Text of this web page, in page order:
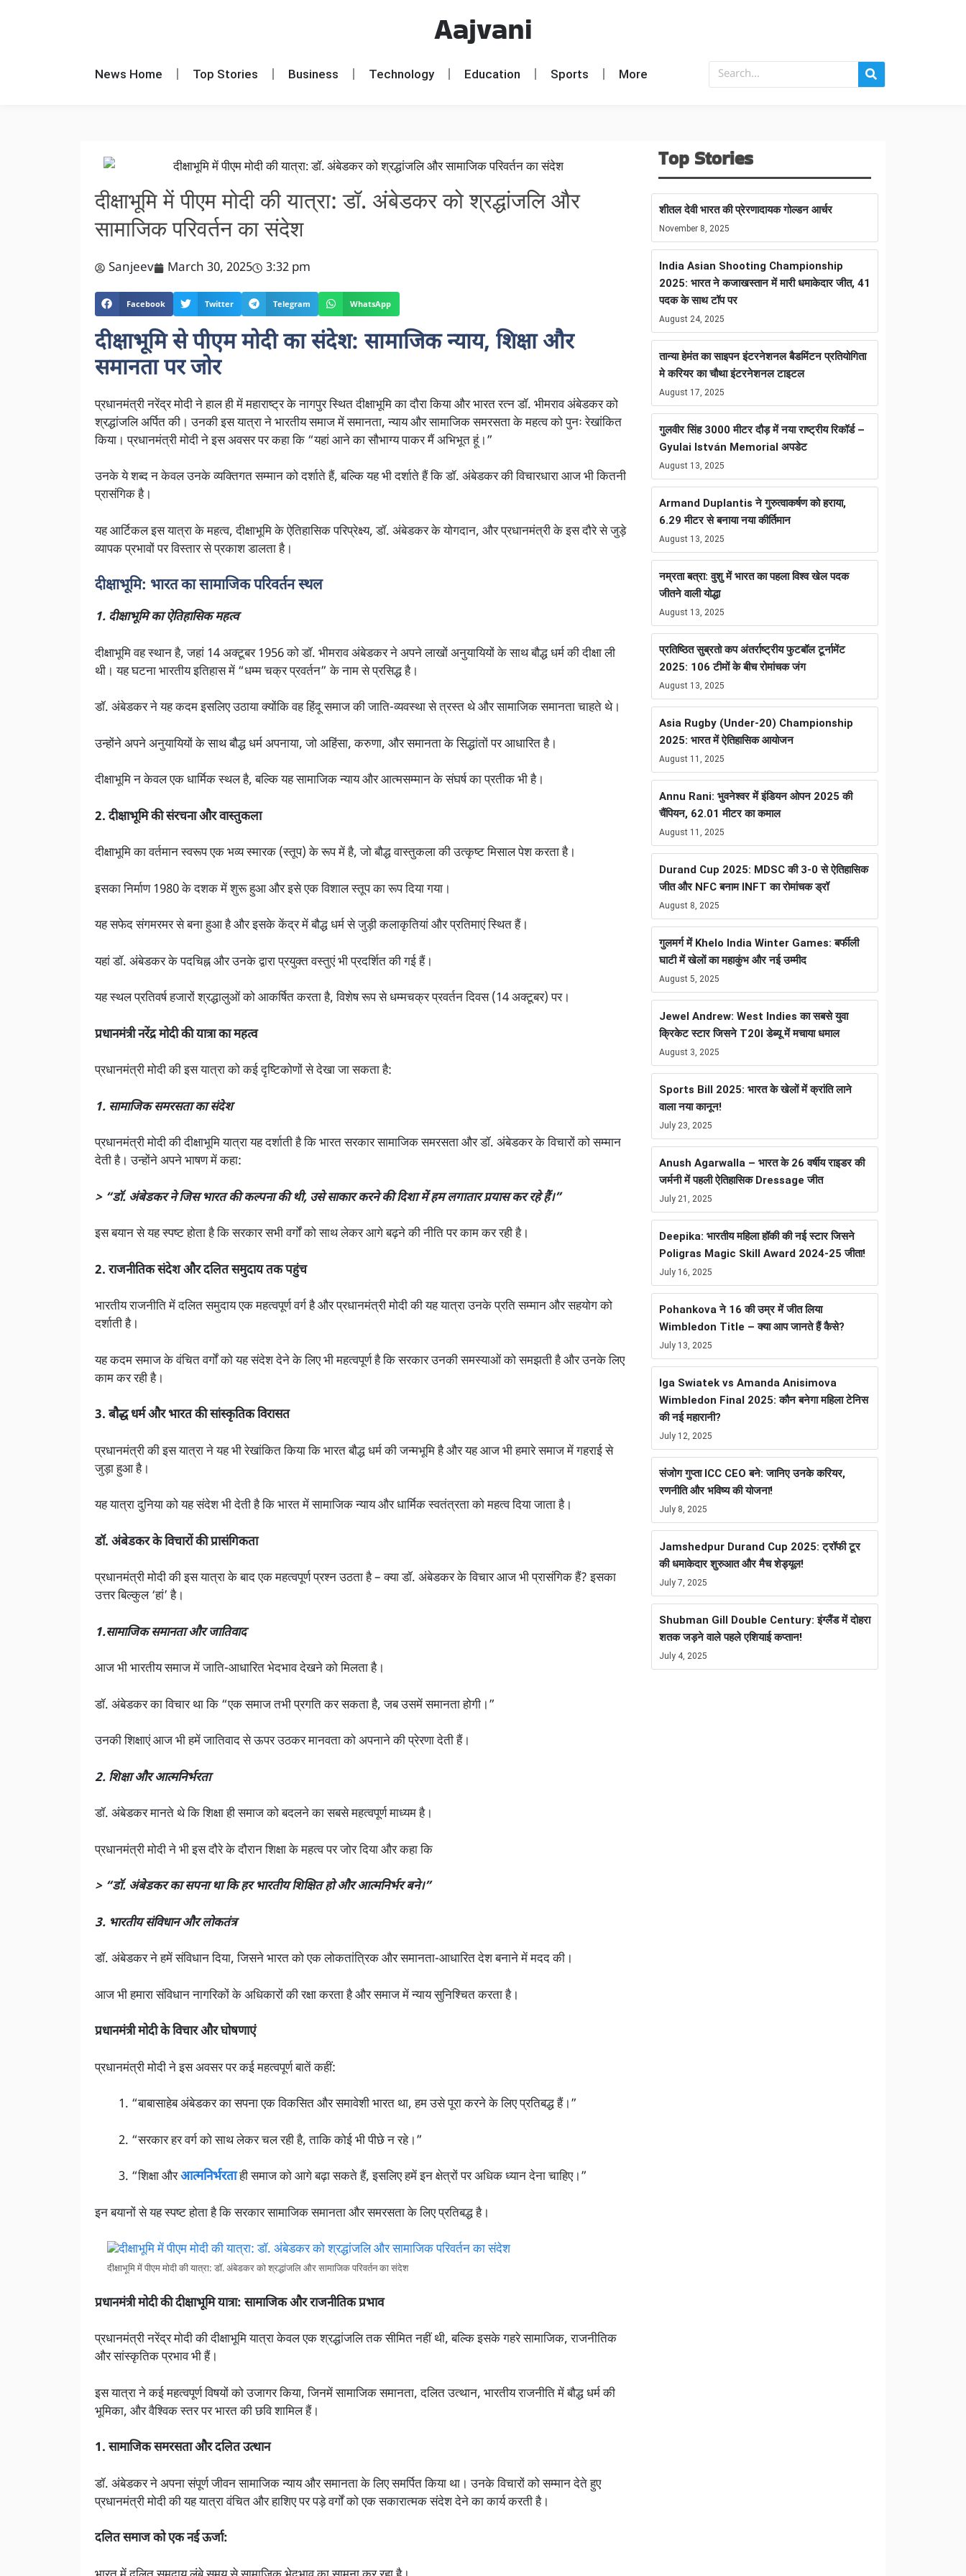
Aajvani
News Home Top Stories Business Technology Education Sports More
दीक्षाभूमि में पीएम मोदी की यात्रा: डॉ. अंबेडकर को श्रद्धांजलि और
सामाजिक परिवर्तन का संदेश
Sanjeev March 30, 2025 3:32 pm
Facebook Twitter Telegram WhatsApp
दीक्षाभूमि से पीएम मोदी का संदेश: सामाजिक न्याय, शिक्षा और
समानता पर जोर
प्रधानमंत्री नरेंद्र मोदी ने हाल ही में महाराष्ट्र के नागपुर स्थित दीक्षाभूमि का दौरा किया और भारत रत्न डॉ. भीमराव अंबेडकर को
श्रद्धांजलि अर्पित की। उनकी इस यात्रा ने भारतीय समाज में समानता, न्याय और सामाजिक समरसता के महत्व को पुनः रेखांकित
किया। प्रधानमंत्री मोदी ने इस अवसर पर कहा कि “यहां आने का सौभाग्य पाकर मैं अभिभूत हूं।”
उनके ये शब्द न केवल उनके व्यक्तिगत सम्मान को दर्शाते हैं, बल्कि यह भी दर्शाते हैं कि डॉ. अंबेडकर की विचारधारा आज भी कितनी
प्रासंगिक है।
यह आर्टिकल इस यात्रा के महत्व, दीक्षाभूमि के ऐतिहासिक परिप्रेक्ष्य, डॉ. अंबेडकर के योगदान, और प्रधानमंत्री के इस दौरे से जुड़े
व्यापक प्रभावों पर विस्तार से प्रकाश डालता है।
दीक्षाभूमि: भारत का सामाजिक परिवर्तन स्थल
1. दीक्षाभूमि का ऐतिहासिक महत्व
दीक्षाभूमि वह स्थान है, जहां 14 अक्टूबर 1956 को डॉ. भीमराव अंबेडकर ने अपने लाखों अनुयायियों के साथ बौद्ध धर्म की दीक्षा ली
थी। यह घटना भारतीय इतिहास में “धम्म चक्र प्रवर्तन” के नाम से प्रसिद्ध है।
डॉ. अंबेडकर ने यह कदम इसलिए उठाया क्योंकि वह हिंदू समाज की जाति-व्यवस्था से त्रस्त थे और सामाजिक समानता चाहते थे।
उन्होंने अपने अनुयायियों के साथ बौद्ध धर्म अपनाया, जो अहिंसा, करुणा, और समानता के सिद्धांतों पर आधारित है।
दीक्षाभूमि न केवल एक धार्मिक स्थल है, बल्कि यह सामाजिक न्याय और आत्मसम्मान के संघर्ष का प्रतीक भी है।
2. दीक्षाभूमि की संरचना और वास्तुकला
दीक्षाभूमि का वर्तमान स्वरूप एक भव्य स्मारक (स्तूप) के रूप में है, जो बौद्ध वास्तुकला की उत्कृष्ट मिसाल पेश करता है।
इसका निर्माण 1980 के दशक में शुरू हुआ और इसे एक विशाल स्तूप का रूप दिया गया।
यह सफेद संगमरमर से बना हुआ है और इसके केंद्र में बौद्ध धर्म से जुड़ी कलाकृतियां और प्रतिमाएं स्थित हैं।
यहां डॉ. अंबेडकर के पदचिह्न और उनके द्वारा प्रयुक्त वस्तुएं भी प्रदर्शित की गई हैं।
यह स्थल प्रतिवर्ष हजारों श्रद्धालुओं को आकर्षित करता है, विशेष रूप से धम्मचक्र प्रवर्तन दिवस (14 अक्टूबर) पर।
प्रधानमंत्री नरेंद्र मोदी की यात्रा का महत्व
प्रधानमंत्री मोदी की इस यात्रा को कई दृष्टिकोणों से देखा जा सकता है:
1. सामाजिक समरसता का संदेश
प्रधानमंत्री मोदी की दीक्षाभूमि यात्रा यह दर्शाती है कि भारत सरकार सामाजिक समरसता और डॉ. अंबेडकर के विचारों को सम्मान
देती है। उन्होंने अपने भाषण में कहा:
> “डॉ. अंबेडकर ने जिस भारत की कल्पना की थी, उसे साकार करने की दिशा में हम लगातार प्रयास कर रहे हैं।”
इस बयान से यह स्पष्ट होता है कि सरकार सभी वर्गों को साथ लेकर आगे बढ़ने की नीति पर काम कर रही है।
2. राजनीतिक संदेश और दलित समुदाय तक पहुंच
भारतीय राजनीति में दलित समुदाय एक महत्वपूर्ण वर्ग है और प्रधानमंत्री मोदी की यह यात्रा उनके प्रति सम्मान और सहयोग को
दर्शाती है।
यह कदम समाज के वंचित वर्गों को यह संदेश देने के लिए भी महत्वपूर्ण है कि सरकार उनकी समस्याओं को समझती है और उनके लिए
काम कर रही है।
3. बौद्ध धर्म और भारत की सांस्कृतिक विरासत
प्रधानमंत्री की इस यात्रा ने यह भी रेखांकित किया कि भारत बौद्ध धर्म की जन्मभूमि है और यह आज भी हमारे समाज में गहराई से
जुड़ा हुआ है।
यह यात्रा दुनिया को यह संदेश भी देती है कि भारत में सामाजिक न्याय और धार्मिक स्वतंत्रता को महत्व दिया जाता है।
डॉ. अंबेडकर के विचारों की प्रासंगिकता
प्रधानमंत्री मोदी की इस यात्रा के बाद एक महत्वपूर्ण प्रश्न उठता है – क्या डॉ. अंबेडकर के विचार आज भी प्रासंगिक हैं? इसका
उत्तर बिल्कुल ‘हां’ है।
1.सामाजिक समानता और जातिवाद
आज भी भारतीय समाज में जाति-आधारित भेदभाव देखने को मिलता है।
डॉ. अंबेडकर का विचार था कि “एक समाज तभी प्रगति कर सकता है, जब उसमें समानता होगी।”
उनकी शिक्षाएं आज भी हमें जातिवाद से ऊपर उठकर मानवता को अपनाने की प्रेरणा देती हैं।
2. शिक्षा और आत्मनिर्भरता
डॉ. अंबेडकर मानते थे कि शिक्षा ही समाज को बदलने का सबसे महत्वपूर्ण माध्यम है।
प्रधानमंत्री मोदी ने भी इस दौरे के दौरान शिक्षा के महत्व पर जोर दिया और कहा कि
> “डॉ. अंबेडकर का सपना था कि हर भारतीय शिक्षित हो और आत्मनिर्भर बने।”
3. भारतीय संविधान और लोकतंत्र
डॉ. अंबेडकर ने हमें संविधान दिया, जिसने भारत को एक लोकतांत्रिक और समानता-आधारित देश बनाने में मदद की।
आज भी हमारा संविधान नागरिकों के अधिकारों की रक्षा करता है और समाज में न्याय सुनिश्चित करता है।
प्रधानमंत्री मोदी के विचार और घोषणाएं
प्रधानमंत्री मोदी ने इस अवसर पर कई महत्वपूर्ण बातें कहीं:
“बाबासाहेब अंबेडकर का सपना एक विकसित और समावेशी भारत था, हम उसे पूरा करने के लिए प्रतिबद्ध हैं।”
“सरकार हर वर्ग को साथ लेकर चल रही है, ताकि कोई भी पीछे न रहे।”
“शिक्षा औरआत्मनिर्भरताही समाज को आगे बढ़ा सकते हैं, इसलिए हमें इन क्षेत्रों पर अधिक ध्यान देना चाहिए।”
इन बयानों से यह स्पष्ट होता है कि सरकार सामाजिक समानता और समरसता के लिए प्रतिबद्ध है।
दीक्षाभूमि में पीएम मोदी की यात्रा: डॉ. अंबेडकर को श्रद्धांजलि और सामाजिक परिवर्तन का संदेश
प्रधानमंत्री मोदी की दीक्षाभूमि यात्रा: सामाजिक और राजनीतिक प्रभाव
प्रधानमंत्री नरेंद्र मोदी की दीक्षाभूमि यात्रा केवल एक श्रद्धांजलि तक सीमित नहीं थी, बल्कि इसके गहरे सामाजिक, राजनीतिक
और सांस्कृतिक प्रभाव भी हैं।
इस यात्रा ने कई महत्वपूर्ण विषयों को उजागर किया, जिनमें सामाजिक समानता, दलित उत्थान, भारतीय राजनीति में बौद्ध धर्म की
भूमिका, और वैश्विक स्तर पर भारत की छवि शामिल हैं।
1. सामाजिक समरसता और दलित उत्थान
डॉ. अंबेडकर ने अपना संपूर्ण जीवन सामाजिक न्याय और समानता के लिए समर्पित किया था। उनके विचारों को सम्मान देते हुए
प्रधानमंत्री मोदी की यह यात्रा वंचित और हाशिए पर पड़े वर्गों को एक सकारात्मक संदेश देने का कार्य करती है।
दलित समाज को एक नई ऊर्जा:
Top Stories
शीतल देवी भारत की प्रेरणादायक गोल्डन आर्चर
November 8, 2025
India Asian Shooting Championship
2025: भारत ने कजाखस्तान में मारी धमाकेदार जीत, 41
पदक के साथ टॉप पर
August 24, 2025
तान्या हेमंत का साइपन इंटरनेशनल बैडमिंटन प्रतियोगिता
मे करियर का चौथा इंटरनेशनल टाइटल
August 17, 2025
गुलवीर सिंह 3000 मीटर दौड़ में नया राष्ट्रीय रिकॉर्ड –
Gyulai István Memorial अपडेट
August 13, 2025
Armand Duplantis ने गुरुत्वाकर्षण को हराया,
6.29 मीटर से बनाया नया कीर्तिमान
August 13, 2025
नम्रता बत्रा: वुशु में भारत का पहला विश्व खेल पदक
जीतने वाली योद्धा
August 13, 2025
प्रतिष्ठित सुब्रतो कप अंतर्राष्ट्रीय फुटबॉल टूर्नामेंट
2025: 106 टीमों के बीच रोमांचक जंग
August 13, 2025
Asia Rugby (Under-20) Championship
2025: भारत में ऐतिहासिक आयोजन
August 11, 2025
Annu Rani: भुवनेश्वर में इंडियन ओपन 2025 की
चैंपियन, 62.01 मीटर का कमाल
August 11, 2025
Durand Cup 2025: MDSC की 3-0 से ऐतिहासिक
जीत और NFC बनाम INFT का रोमांचक ड्रॉ
August 8, 2025
गुलमर्ग में Khelo India Winter Games: बर्फीली
घाटी में खेलों का महाकुंभ और नई उम्मीद
August 5, 2025
Jewel Andrew: West Indies का सबसे युवा
क्रिकेट स्टार जिसने T20I डेब्यू में मचाया धमाल
August 3, 2025
Sports Bill 2025: भारत के खेलों में क्रांति लाने
वाला नया कानून!
July 23, 2025
Anush Agarwalla – भारत के 26 वर्षीय राइडर की
जर्मनी में पहली ऐतिहासिक Dressage जीत
July 21, 2025
Deepika: भारतीय महिला हॉकी की नई स्टार जिसने
Poligras Magic Skill Award 2024-25 जीता!
July 16, 2025
Pohankova ने 16 की उम्र में जीत लिया
Wimbledon Title – क्या आप जानते हैं कैसे?
July 13, 2025
Iga Swiatek vs Amanda Anisimova
Wimbledon Final 2025: कौन बनेगा महिला टेनिस
की नई महारानी?
July 12, 2025
संजोग गुप्ता ICC CEO बने: जानिए उनके करियर,
रणनीति और भविष्य की योजना!
July 8, 2025
Jamshedpur Durand Cup 2025: ट्रॉफी टूर
की धमाकेदार शुरुआत और मैच शेड्यूल!
July 7, 2025
Shubman Gill Double Century: इंग्लैंड में दोहरा
शतक जड़ने वाले पहले एशियाई कप्तान!
July 4, 2025